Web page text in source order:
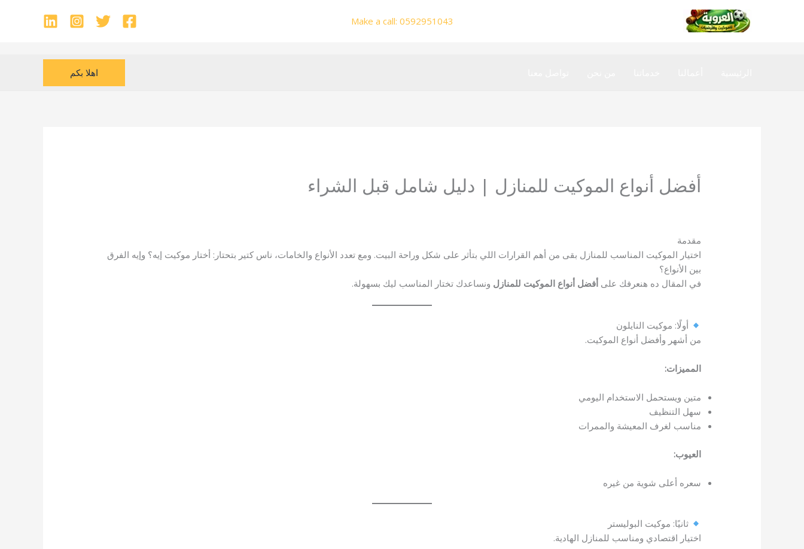
Make a call: 0592951043
اهلا بكم
أفضل أنواع الموكيت للمنازل | دليل شامل قبل الشراء
مقدمة
اختيار الموكيت المناسب للمنازل بقى من أهم القرارات اللي بتأثر على شكل وراحة البيت. ومع تعدد الأنواع والخامات، ناس كتير بتحتار: أختار موكيت إيه؟ وإيه الفرق
بين الأنواع؟
في المقال ده هنعرفك علىأفضل أنواع الموكيت للمنازل ونساعدك تختار المناسب ليك بسهولة.
أولًا: موكيت النايلون
من أشهر وأفضل أنواع الموكيت.
المميزات:
متين ويستحمل الاستخدام اليومي
سهل التنظيف
مناسب لغرف المعيشة والممرات
العيوب:
سعره أعلى شوية من غيره
ثانيًا: موكيت البوليستر
اختيار اقتصادي ومناسب للمنازل الهادية.